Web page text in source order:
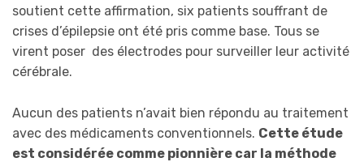
soutient cette affirmation, six patients souffrant de
crises d’épilepsie ont été pris comme base. Tous se
virent poser des électrodes pour surveiller leur activité
cérébrale.
Aucun des patients n’avait bien répondu au traitement
avec des médicaments conventionnels. Cette étude
est considérée comme pionnière car la méthode